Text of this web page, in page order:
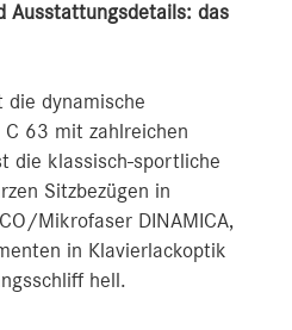
Ausstattungsdetails: das
die dynamische
63 mit zahlreichen
die klassisch-sportliche
Sitzbezügen in
Mikrofaser DINAMICA,
in Klavierlackoptik
hell.